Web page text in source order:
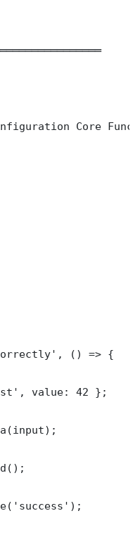
Core
() => {
value: 42 };